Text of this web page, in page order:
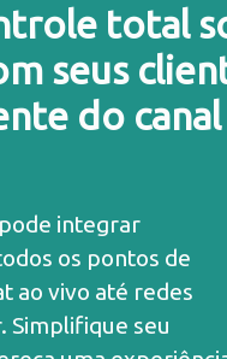
total
seus
do canal
integrar
os pontos de
ao vivo até redes
Simplifique seu